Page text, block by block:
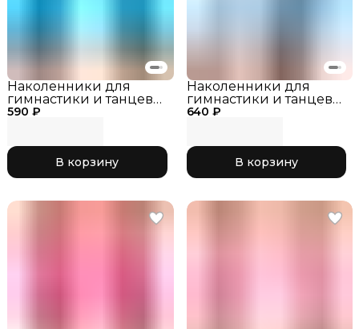
590 ₽
Наколенники для
гимнастики и танцев
INDIGO SM-113
В корзину
640 ₽
Наколенники для
гимнастики и танцев
INDIGO SM-113 Голубой,
В корзину